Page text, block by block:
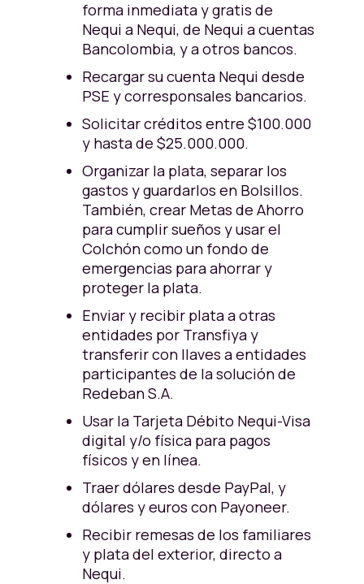
forma inmediata y gratis de
Nequi a Nequi, de Nequi a cuentas
Bancolombia, y a otros bancos.
Recargar su cuenta Nequi desde
PSE y corresponsales bancarios.
Solicitar créditos entre $100.000
y hasta de $25.000.000.
Organizar la plata, separar los
gastos y guardarlos en Bolsillos.
También, crear Metas de Ahorro
para cumplir sueños y usar el
Colchón como un fondo de
emergencias para ahorrar y
proteger la plata.
Enviar y recibir plata a otras
entidades por Transfiya y
transferir con llaves a entidades
participantes de la solución de
Redeban S.A.
Usar la Tarjeta Débito Nequi-Visa
digital y/o física para pagos
físicos y en línea.
Traer dólares desde PayPal, y
dólares y euros con Payoneer.
Recibir remesas de los familiares
y plata del exterior, directo a
Nequi.